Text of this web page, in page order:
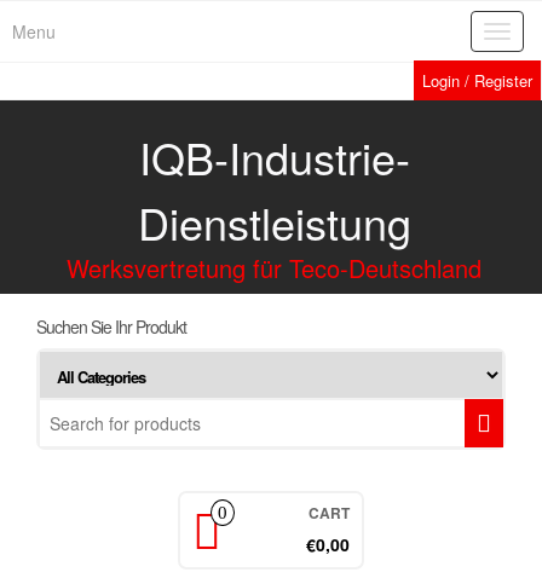
Menu
Login / Register
IQB-Industrie-
Dienstleistung
Werksvertretung für Teco-Deutschland
Suchen Sie Ihr Produkt
0 CART
€0,00